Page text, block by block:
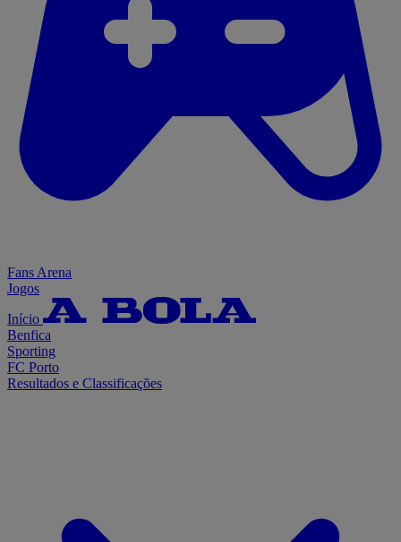
Fans Arena
Jogos
Início
Benfica
Sporting
FC Porto
Resultados e Classificações